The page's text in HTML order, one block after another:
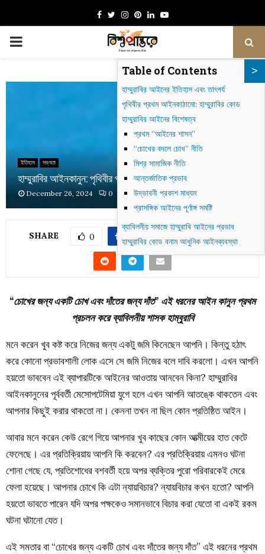
Facebook
TwitterInstagram
Pinterest
LinkedinYoutube
PRIMARY
ইতিহাস সভ্যতা
হাম্মুরাবির আইনকানুন: পৃথিবীর প্রথম আইনকাঠামোর গল্প
December 26, 2024 0 1311
SHARE 0
“চোখের জন্য একটি চোখ এবং দাঁতের জন্য দাঁত” এই ধরনের আইন কানুন প্রথম
প্রচলন করে ব্যাবিলনীয় শাসক হাম্বুরাবি
মনে করেন খুব কষ্ট করে নিজের জন্য একটু জমি কিনেছেন আপনি। কিন্তু হঠাৎ
করে কোনো প্রভাবশালী লোক এসে সে জমি নিজের বলে দাবি করলো। এখন আপনি
হয়তো ভাববেন এই ব্যাপারটিকে আইনের আওতায় আনবেন কিনা? হাম্মুরাবির
আইনকানুনের পূর্ববর্তী মেসোপটেমিয়া যুগে হলে এখন আপনি আতঙ্কে থাকতেন এবং
আপনার কিছুই করার থাকতো না। কেননা তখন না ছিল কোন প্রতিষ্ঠিত আইন।
আবার মনে করেন কেউ রেগে গিয়ে আপনার খুব কাছের কোন আত্মীয়ের হাত কেটে
ফেলেছে। এর প্রতিক্রিয়ায় আপনি কি করবেন? এর প্রতিক্রিয়ায় এমনও ঘটনা
শোনা গেছে যে, প্রতিশোধের বশবর্তী হয়ে অপর ব্যক্তির পুরো পরিবারকেই মেরে
ফেলা হয়েছে। আপনার চোখে কি এটা ন্যায়বিচার? ন্যায়বিচার কখন হতো? আপনি
হয়তো ভাবতে পারেন যদি অপর পক্ষকেও সমানভাবে বিচার করা যেতো বা একই রকম
ঘটনা ঘটানো যেত।
এই সমতার বা “চোখের জন্য একটি চোখ এবং দাঁতের জন্য দাঁত” এই ধরনের প্রথম
Table of Contents
হাম্মুরাবির আইনের ইতিহাস এবং তাৎপর্য
পৃথিবীর প্রথম আইনকাঠামো: হাম্মুরাবির কোড
হাম্মুরাবির আইনের বিশেষত্ব
প্রথম “আইনের শাসন”
“চোখের বদলে চোখ” নীতি
মিশ্র সামাজিক নীতি
আন্তর্জাতিক প্রভাব
উদ্ভাবনী প্রকাশ মাধ্যম
প্রাসঙ্গিক আইনের পূর্ণাঙ্গ সমষ্টি
ব্যাবিলনীয় সমাজে হাম্মুরাবি আইনের প্রভাব
হাম্মুরাবির কোড বনাম আধুনিক আইনব্যবস্থা